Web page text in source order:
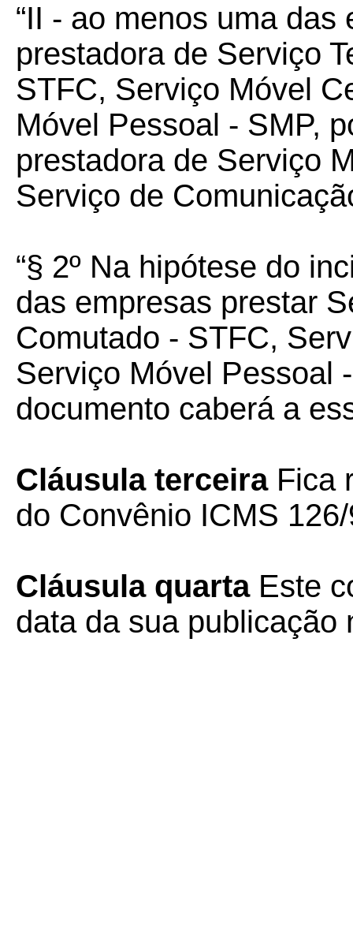
“II - ao menos uma
prestadora de Serviço
STFC, Serviço Móvel
Móvel Pessoal - SMP,
prestadora de Serviço
Serviço de
“§ 2º Na hipótese do
das empresas prestar
Comutado - STFC,
Serviço Móvel Pessoal
documento caberá a
Cláusula terceiraFica
do Convênio ICMS
Cláusula quartaEste
data da sua publicação